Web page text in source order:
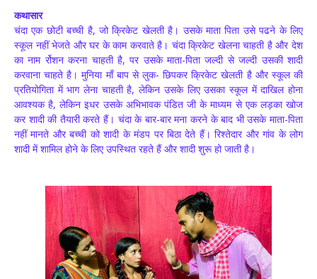
कथासार
चंदा एक छोटी बच्ची है, जो क्रिकेट खेलती है। उसके माता पिता उसे पढने के लिए
स्कूल नहीं भेजते और घर के काम करवाते है। चंदा क्रिकेट खेलना चाहती है और देश
का नाम र्रोशन करना चाहती है, पर उसके माता-पिता जल्दी से जल्दी उसकी शादी
करवाना चाहते है। मुनिया माँ बाप से लुक- छिपकर क्रिकेट खेलती है और स्कूल की
प्रतियोगिता में भाग लेना चाहती है, लेकिन उसके लिए उसका स्कूल में दाखिल होना
आवश्यक है, लेकिन इधर उसके अभिभावक पंडित जी के माध्यम से एक लड़का खोज
कर शादी की तैयारी करते हैं। चंदा के बार-बार मना करने के बाद भी उसके माता-पिता
नहीं मानते और बच्ची को शादी के मंडप पर बिठा देते हैं। रिश्तेदार और गांव के लोग
शादी में शामिल होने के लिए उपस्थित रहते हैं और शादी शुरू हो जाती है।